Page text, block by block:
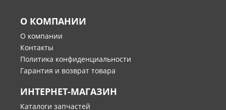
О КОМПАНИИ
О компании
Контакты
Политика конфиденциальности
Гарантия и возврат товара
ИНТЕРНЕТ-МАГАЗИН
Каталоги запчастей